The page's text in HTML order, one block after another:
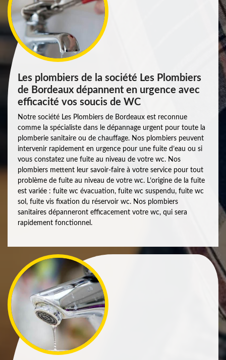
Les plombiers de la société Les Plombiers
de Bordeaux dépannent en urgence avec
efficacité vos soucis de WC
Notre société Les Plombiers de Bordeaux est reconnue
comme la spécialiste dans le dépannage urgent pour toute la
plomberie sanitaire ou de chauffage. Nos plombiers peuvent
intervenir rapidement en urgence pour une fuite d’eau ou si
vous constatez une fuite au niveau de votre wc. Nos
plombiers mettent leur savoir-faire à votre service pour tout
problème de fuite au niveau de votre wc. L’origine de la fuite
est variée : fuite wc évacuation, fuite wc suspendu, fuite wc
sol, fuite vis fixation du réservoir wc. Nos plombiers
sanitaires dépanneront efficacement votre wc, qui sera
rapidement fonctionnel.